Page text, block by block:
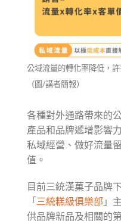
公域流量的轉化率降低，
（圖/講者簡報）
各種對外通路帶來的
產品和品牌遞增影響
私域經營、做好流量
值。
目前三統漢菓子品牌
「 三統糕級俱樂部 」
供品牌新品及相關的